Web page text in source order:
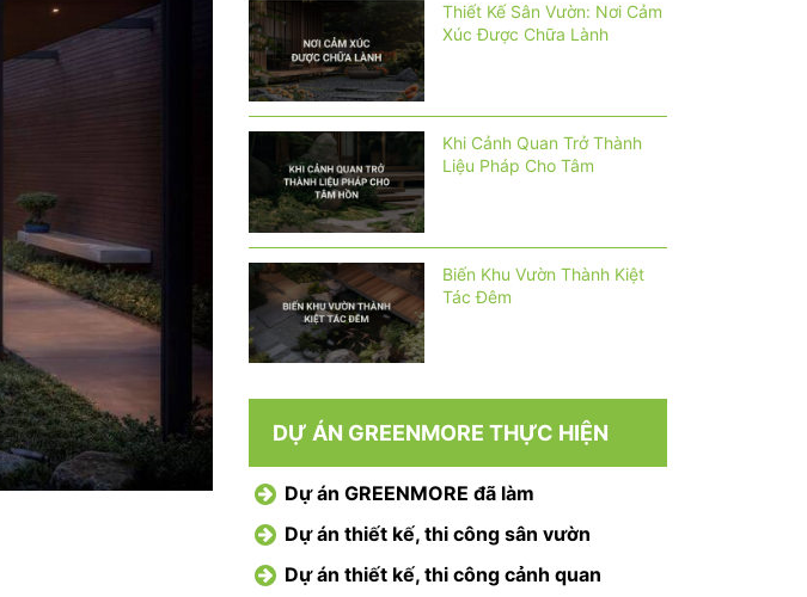
Thiết Kế Sân Vườn: Nơi Cảm
Xúc Được Chữa Lành
Khi Cảnh Quan Trở Thành
Liệu Pháp Cho Tâm
Biến Khu Vườn Thành Kiệt
Tác Đêm
DỰ ÁN GREENMORE THỰC HIỆN
Dự án GREENMORE đã làm
Dự án thiết kế, thi công sân vườn
Dự án thiết kế, thi công cảnh quan